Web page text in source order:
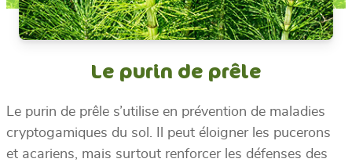
Le purin de prêle
Le purin de prêle s’utilise en prévention de maladies
cryptogamiques du sol. Il peut éloigner les pucerons
et acariens, mais surtout renforcer les défenses des